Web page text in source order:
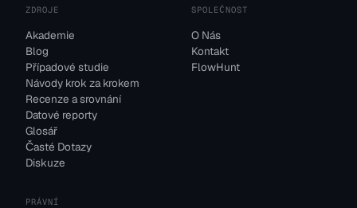
ZDROJE
Akademie
Blog
Případové studie
Návody krok za krokem
Recenze a srovnání
Datové reporty
Glosář
Časté Dotazy
Diskuze
SPOLEČNOST
O Nás
Kontakt
FlowHunt
PRÁVNÍ